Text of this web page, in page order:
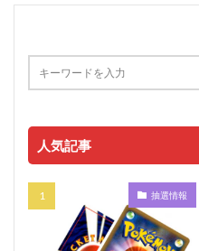
人気記事
抽選情報